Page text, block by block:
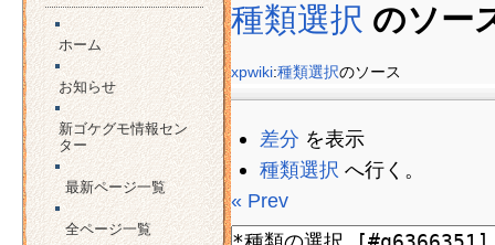
ホーム
お知らせ
新ゴケグモ情報セン
ター
最新ページ一覧
全ページ一覧
種類選択 のソー
xpwiki:種類選択のソース
差分 を表示
種類選択 へ行く。
« Prev